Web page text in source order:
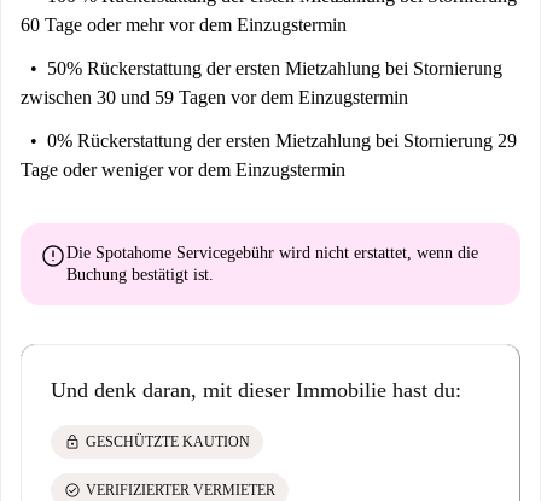
60 Tage oder mehr vor dem Einzugstermin
50% Rückerstattung der ersten Mietzahlung bei Stornierung
zwischen 30 und 59 Tagen vor dem Einzugstermin
0% Rückerstattung der ersten Mietzahlung bei Stornierung 29
Tage oder weniger vor dem Einzugstermin
errorDie Spotahome Servicegebühr wird nicht erstattet, wenn die
Buchung bestätigt ist.
Und denk daran, mit dieser Immobilie hast du:
lock GESCHÜTZTE KAUTION
check_circle VERIFIZIERTER VERMIETER